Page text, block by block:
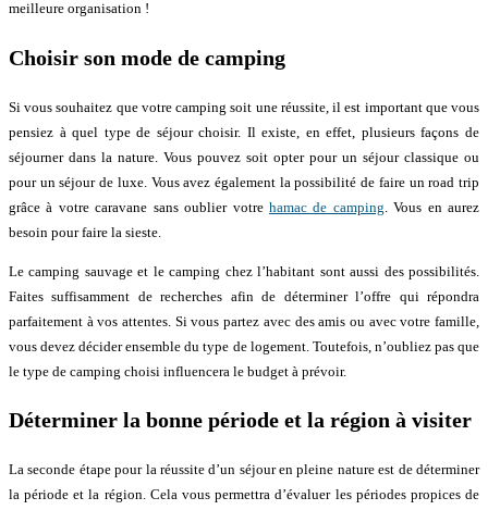
meilleure organisation !
Choisir son mode de camping
Si vous souhaitez que votre camping soit une réussite, il est important que vous
pensiez à quel type de séjour choisir. Il existe, en effet, plusieurs façons de
séjourner dans la nature. Vous pouvez soit opter pour un séjour classique ou
pour un séjour de luxe. Vous avez également la possibilité de faire un road trip
grâce à votre caravane sans oublier votre hamac de camping . Vous en aurez
besoin pour faire la sieste.
Le camping sauvage et le camping chez l’habitant sont aussi des possibilités.
Faites suffisamment de recherches afin de déterminer l’offre qui répondra
parfaitement à vos attentes. Si vous partez avec des amis ou avec votre famille,
vous devez décider ensemble du type de logement. Toutefois, n’oubliez pas que
le type de camping choisi influencera le budget à prévoir.
Déterminer la bonne période et la région à visiter
La seconde étape pour la réussite d’un séjour en pleine nature est de déterminer
la période et la région. Cela vous permettra d’évaluer les périodes propices de